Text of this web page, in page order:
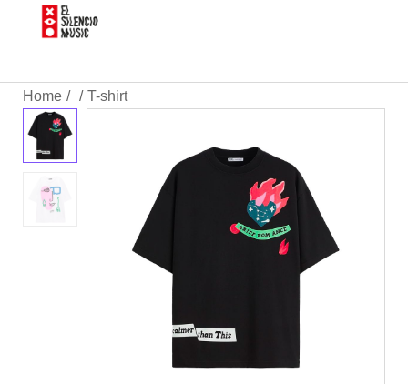
Home / / T-shirt